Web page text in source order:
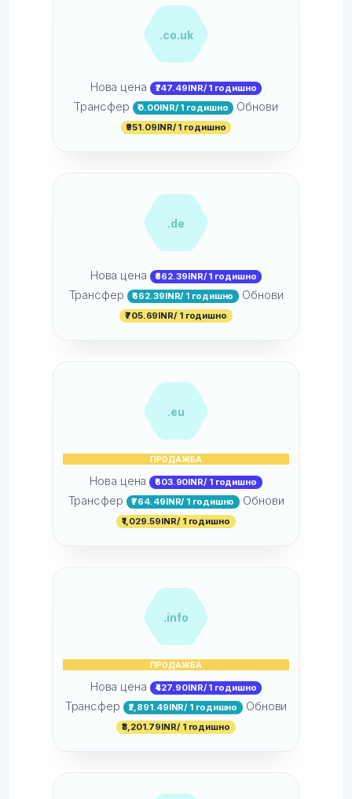
.co.uk
Нова цена ₹747.49INR/ 1 годишно
Трансфер ₹0.00INR/ 1 годишно Обнови
₹951.09INR/ 1 годишно
.de
Нова цена ₹662.39INR/ 1 годишно
Трансфер ₹662.39INR/ 1 годишно Обнови
₹705.69INR/ 1 годишно
.eu
ПРОДАЖБА
Нова цена ₹603.90INR/ 1 годишно
Трансфер ₹764.49INR/ 1 годишно Обнови
₹1,029.59INR/ 1 годишно
.info
ПРОДАЖБА
Нова цена ₹427.90INR/ 1 годишно
Трансфер ₹2,891.49INR/ 1 годишно Обнови
₹3,201.79INR/ 1 годишно